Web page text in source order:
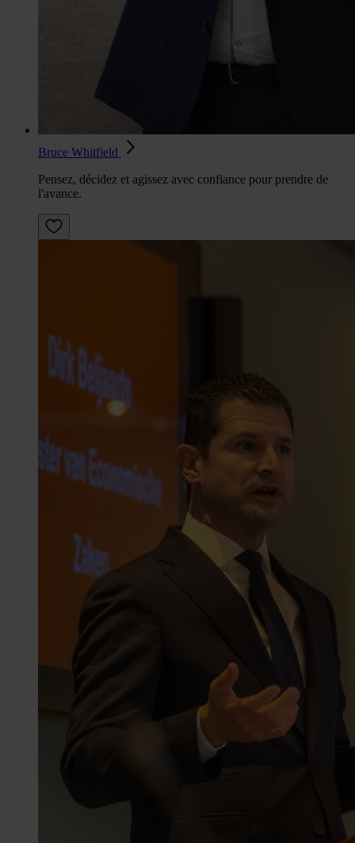
Bruce Whitfield
Pensez, décidez et agissez avec confiance pour prendre de
l'avance.